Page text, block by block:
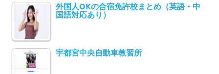
外国人OKの合宿免許校まとめ（英語・中
国語対応あり）
宇都宮中央自動車教習所